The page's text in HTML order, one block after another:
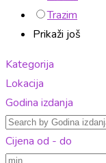
Trazim
Prikaži još
Kategorija
Lokacija
Godina izdanja
Cijena od - do